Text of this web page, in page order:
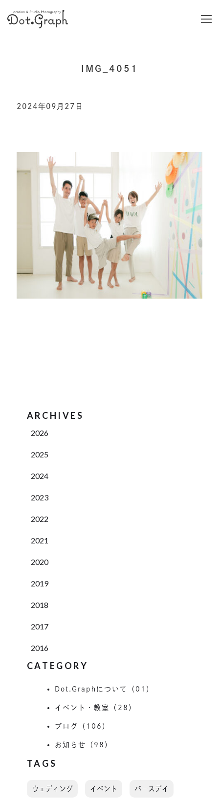
IMG_4051
2024年09月27日
ARCHIVES
2026
2025
2024
2023
2022
2021
2020
2019
2018
2017
2016
CATEGORY
Dot.Graphについて（01）
イベント・教室（28）
ブログ（106）
お知らせ（98）
TAGS
ウェディング イベント バースデイ